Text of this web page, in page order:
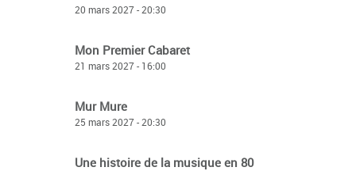
20 mars 2027 - 20:30
Mon Premier Cabaret
21 mars 2027 - 16:00
Mur Mure
25 mars 2027 - 20:30
Une histoire de la musique en 80